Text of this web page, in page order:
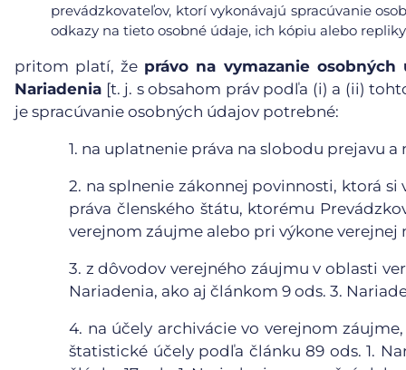
prevádzkovateľov, ktorí vykonávajú spracúvanie
odkazy na tieto osobné údaje, ich kópiu alebo
pritom platí, že právo na vymazanie
Nariadenia [t. j. s obsahom práv podľa (i) a (ii)
je spracúvanie osobných údajov potrebné:
1. na uplatnenie práva na slobodu prejavu a
2. na splnenie zákonnej povinnosti, ktorá
práva členského štátu, ktorému
verejnom záujme alebo pri výkone verejnej
3. z dôvodov verejného záujmu v oblasti
Nariadenia, ako aj článkom 9 ods. 3.
4. na účely archivácie vo verejnom
štatistické účely podľa článku 89 ods. 1.